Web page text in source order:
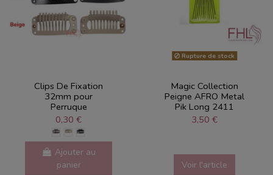
Clips De Fixation
32mm pour
Perruque
0,30 €
Ajouter au
panier
Rupture de stock
Magic Collection
Peigne AFRO Metal
Pik Long 2411
3,50 €
Voir l'article